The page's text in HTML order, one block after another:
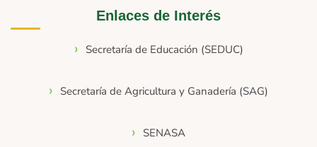
Enlaces de Interés
Secretaría de Educación (SEDUC)
Secretaría de Agricultura y Ganadería (SAG)
SENASA